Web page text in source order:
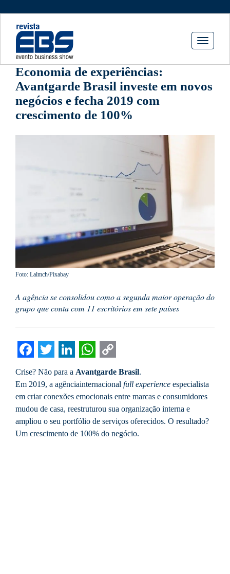
Toggle
Economia de experiências:
Avantgarde Brasil investe em novos
negócios e fecha 2019 com
crescimento de 100%
Foto: Lalmch/Pixabay
A agência se consolidou como a segunda maior operação do
grupo que conta com 11 escritórios em sete países
Facebook
Twitter
LinkedIn
WhatsApp
Copy
Link
Crise? Não para a Avantgarde Brasil.
Em 2019, a agênciainternacional full experience especialista
em criar conexões emocionais entre marcas e consumidores
mudou de casa, reestruturou sua organização interna e
ampliou o seu portfólio de serviços oferecidos. O resultado?
Um crescimento de 100% do negócio.